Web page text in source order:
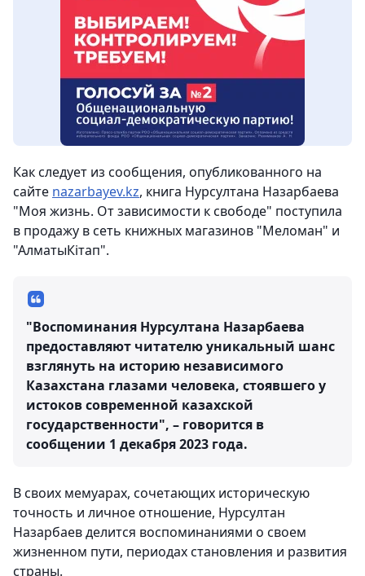
Как следует из сообщения, опубликованного на
сайте nazarbayev.kz, книга Нурсултана Назарбаева
"Моя жизнь. От зависимости к свободе" поступила
в продажу в сеть книжных магазинов "Меломан" и
"АлматыКiтап".
"Воспоминания Нурсултана Назарбаева
предоставляют читателю уникальный шанс
взглянуть на историю независимого
Казахстана глазами человека, стоявшего у
истоков современной казахской
государственности", – говорится в
сообщении 1 декабря 2023 года.
В своих мемуарах, сочетающих историческую
точность и личное отношение, Нурсултан
Назарбаев делится воспоминаниями о своем
жизненном пути, периодах становления и развития
страны.